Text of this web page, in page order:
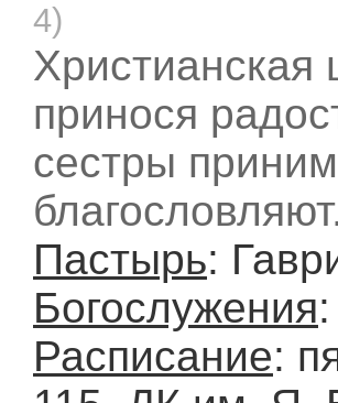
4)
Христианская
принося
сестры
Пастырь:
Богослужения
Расписание: